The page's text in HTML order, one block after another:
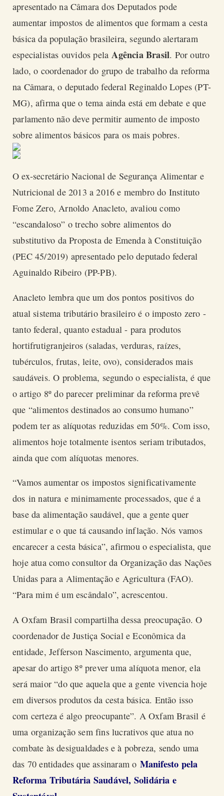
apresentado na Câmara dos Deputados pode
aumentar impostos de alimentos que formam a cesta
básica da população brasileira, segundo alertaram
especialistas ouvidos pela Agência Brasil. Por outro
lado, o coordenador do grupo de trabalho da reforma
na Câmara, o deputado federal Reginaldo Lopes (PT-
MG), afirma que o tema ainda está em debate e que
parlamento não deve permitir aumento de imposto
sobre alimentos básicos para os mais pobres.
O ex-secretário Nacional de Segurança Alimentar e
Nutricional de 2013 a 2016 e membro do Instituto
Fome Zero, Arnoldo Anacleto, avaliou como
“escandaloso” o trecho sobre alimentos do
substitutivo da Proposta de Emenda à Constituição
(PEC 45/2019) apresentado pelo deputado federal
Aguinaldo Ribeiro (PP-PB).
Anacleto lembra que um dos pontos positivos do
atual sistema tributário brasileiro é o imposto zero -
tanto federal, quanto estadual - para produtos
hortifrutigranjeiros (saladas, verduras, raízes,
tubérculos, frutas, leite, ovo), considerados mais
saudáveis. O problema, segundo o especialista, é que
o artigo 8º do parecer preliminar da reforma prevê
que “alimentos destinados ao consumo humano”
podem ter as alíquotas reduzidas em 50%. Com isso,
alimentos hoje totalmente isentos seriam tributados,
ainda que com alíquotas menores.
“Vamos aumentar os impostos significativamente
dos in natura e minimamente processados, que é a
base da alimentação saudável, que a gente quer
estimular e o que tá causando inflação. Nós vamos
encarecer a cesta básica”, afirmou o especialista, que
hoje atua como consultor da Organização das Nações
Unidas para a Alimentação e Agricultura (FAO).
“Para mim é um escândalo”, acrescentou.
A Oxfam Brasil compartilha dessa preocupação. O
coordenador de Justiça Social e Econômica da
entidade, Jefferson Nascimento, argumenta que,
apesar do artigo 8º prever uma alíquota menor, ela
será maior “do que aquela que a gente vivencia hoje
em diversos produtos da cesta básica. Então isso
com certeza é algo preocupante”. A Oxfam Brasil é
uma organização sem fins lucrativos que atua no
combate às desigualdades e à pobreza, sendo uma
das 70 entidades que assinaram o Manifesto pela
Reforma Tributária Saudável, Solidária e